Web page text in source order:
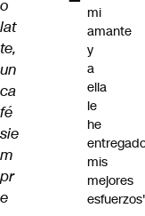
o
lat
te,
un
ca
fé
sie
m
pr
e
mi
amante
y
a
ella
le
he
mis
mejores